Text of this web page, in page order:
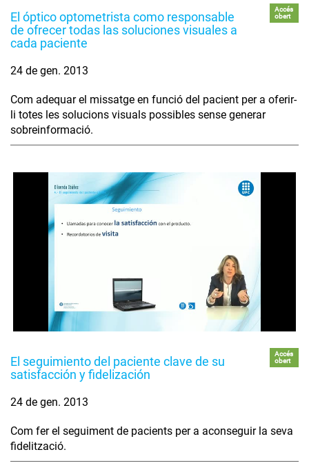
El óptico optometrista como responsable
de ofrecer todas las soluciones visuales a
cada paciente
Accés
obert
24 de gen. 2013
Com adequar el missatge en funció del pacient per a oferir-
li totes les solucions visuals possibles sense generar
sobreinformació.
El seguimiento del paciente clave de su
satisfacción y fidelización
Accés
obert
24 de gen. 2013
Com fer el seguiment de pacients per a aconseguir la seva
fidelització.